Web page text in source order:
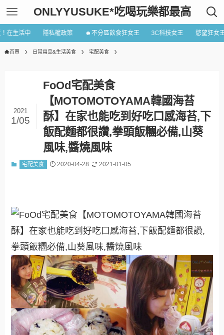
ONLYYUSUKE*吃喝玩樂都最高
在生活中 隱私權政策 ☻不分區飲食狂女王 3C科技女王 慾望狂女
首頁 日常用品&生活美食 宅配美食
FoOd宅配美食
【MOTOMOTOYAMA韓國海苔
酥】在家也能吃到好吃口感海苔,下
飯配麵都很讚,拳頭飯糰必備,山葵
風味,醬燒風味
2021
1/05
宅配美食 2020-04-28 2021-01-05